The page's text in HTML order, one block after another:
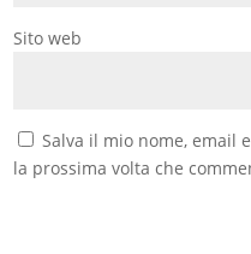
Sito web
Salva il mio nome, email
la prossima volta che